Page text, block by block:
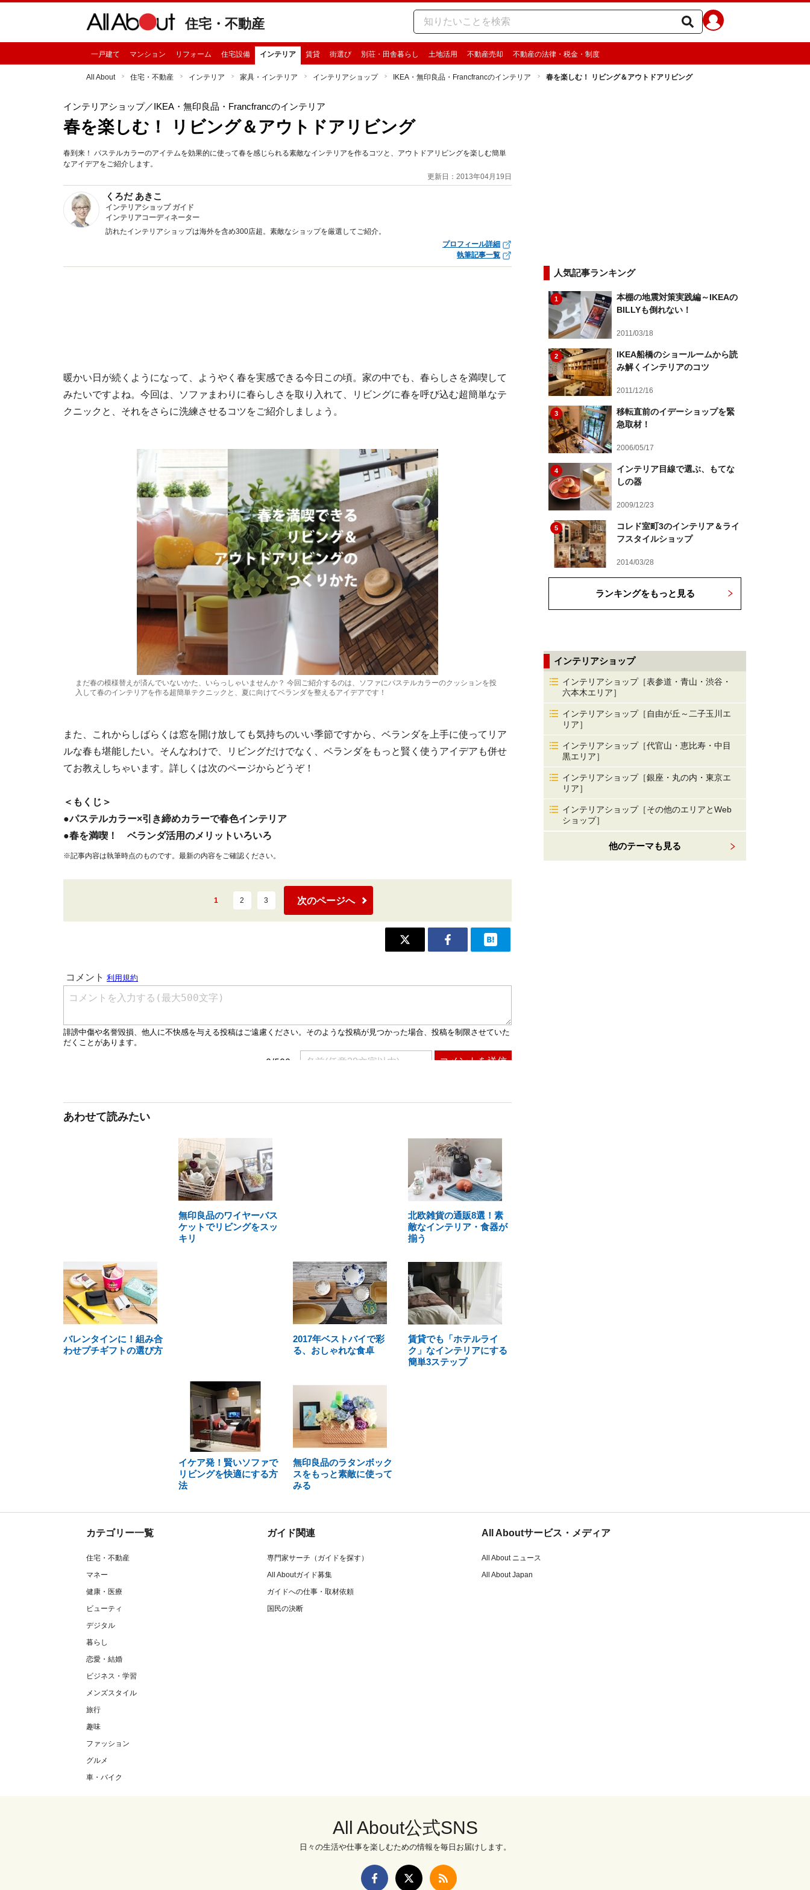
住宅・不動産
一戸建て マンション リフォーム 住宅設備 インテリア 賃貸 街選び 別荘・田舎暮らし 土地活用 不動産売却 不動産の法律・税金・制度
All About 住宅・不動産 インテリア 家具・インテリア インテリアショップ IKEA・無印良品・Francfrancのインテリア 春を楽しむ！ リビング＆アウトドアリビング
インテリアショップ／IKEA・無印良品・Francfrancのインテリア
春を楽しむ！ リビング＆アウトドアリビング
春到来！ パステルカラーのアイテムを効果的に使って春を感じられる素敵なインテリアを作るコツと、アウトドアリビングを楽しむ簡単
なアイデアをご紹介します。
更新日：2013年04月19日
くろだ あきこ
インテリアショップ ガイド
インテリアコーディネーター
訪れたインテリアショップは海外を含め300店超。素敵なショップを厳選してご紹介。
プロフィール詳細
執筆記事一覧
暖かい日が続くようになって、ようやく春を実感できる今日この頃。家の中でも、春らしさを満喫して
みたいですよね。今回は、ソファまわりに春らしさを取り入れて、リビングに春を呼び込む超簡単なテ
クニックと、それをさらに洗練させるコツをご紹介しましょう。
まだ春の模様替えが済んでいないかた、いらっしゃいませんか？ 今回ご紹介するのは、ソファにパステルカラーのクッションを投
入して春のインテリアを作る超簡単テクニックと、夏に向けてベランダを整えるアイデアです！
また、これからしばらくは窓を開け放しても気持ちのいい季節ですから、ベランダを上手に使ってリア
ルな春も堪能したい。そんなわけで、リビングだけでなく、ベランダをもっと賢く使うアイデアも併せ
てお教えしちゃいます。詳しくは次のページからどうぞ！
＜もくじ＞
●パステルカラー×引き締めカラーで春色インテリア
●春を満喫！ ベランダ活用のメリットいろいろ
※記事内容は執筆時点のものです。最新の内容をご確認ください。
1 2 3 次のページへ
あわせて読みたい
無印良品のワイヤーバス
ケットでリビングをスッ
キリ
北欧雑貨の通販8選！素
敵なインテリア・食器が
揃う
バレンタインに！組み合
わせプチギフトの選び方
2017年ベストバイで彩
る、おしゃれな食卓
賃貸でも「ホテルライ
ク」なインテリアにする
簡単3ステップ
イケア発！賢いソファで
リビングを快適にする方
法
無印良品のラタンボック
スをもっと素敵に使って
みる
人気記事ランキング
1
本棚の地震対策実践編～IKEAの
BILLYも倒れない！
2011/03/18
2
IKEA船橋のショールームから読
み解くインテリアのコツ
2011/12/16
3
移転直前のイデーショップを緊
急取材！
2006/05/17
4
インテリア目線で選ぶ、もてな
しの器
2009/12/23
5
コレド室町3のインテリア＆ライ
フスタイルショップ
2014/03/28
ランキングをもっと見る
インテリアショップ
インテリアショップ［表参道・青山・渋谷・
六本木エリア］
インテリアショップ［自由が丘～二子玉川エ
リア］
インテリアショップ［代官山・恵比寿・中目
黒エリア］
インテリアショップ［銀座・丸の内・東京エ
リア］
インテリアショップ［その他のエリアとWeb
ショップ］
他のテーマも見る
カテゴリー一覧
住宅・不動産
マネー
健康・医療
ビューティ
デジタル
暮らし
恋愛・結婚
ビジネス・学習
メンズスタイル
旅行
趣味
ファッション
グルメ
車・バイク
ガイド関連
専門家サーチ（ガイドを探す）
All Aboutガイド募集
ガイドへの仕事・取材依頼
国民の決断
All Aboutサービス・メディア
All About ニュース
All About Japan
All About公式SNS
日々の生活や仕事を楽しむための情報を毎日お届けします。